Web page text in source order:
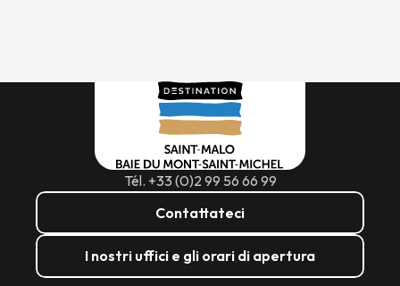
Tél. +33 (0)2 99 56 66 99
Contattateci
I nostri uffici e gli orari di apertura